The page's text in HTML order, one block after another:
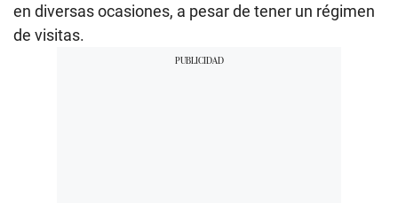
en diversas ocasiones, a pesar de tener un régimen
de visitas.